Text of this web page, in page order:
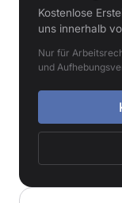
Kostenlose
uns innerhalb
Nur für
und